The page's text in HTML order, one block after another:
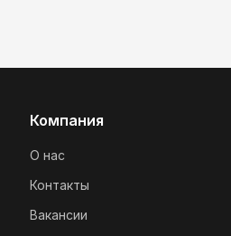
Компания
О нас
Контакты
Вакансии